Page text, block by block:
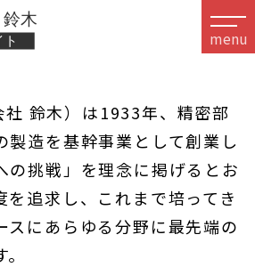
鈴木）は1933年、精密部
製造を基幹事業として創業し
の挑戦」を理念に掲げるとお
を追求し、これまで培ってき
スにあらゆる分野に最先端の
menu